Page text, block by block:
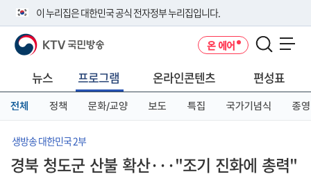
이 누리집은 대한민국 공식 전자정부 누리집입니다.
공식 누리집 주소 확인하기
니다.
이밖에 or.kr 또는 .kr등 다른 도메인 주소를 사용하고 있다면 아래 URL에
서 도메인 주소를 확인해 보세요
KTV 국민방송 온 에어
뉴스 프로그램 온라인콘텐츠 편성표
전체 정책 문화/교양 보도 특집 국가기념식 종영
생방송 대한민국 2부
경북 청도군 산불 확산···"조기 진화에 총력"